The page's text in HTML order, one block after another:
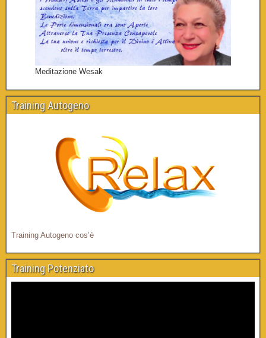
Meditazione Wesak
Training Autogeno
Training Autogeno cos’è
Training Potenziato